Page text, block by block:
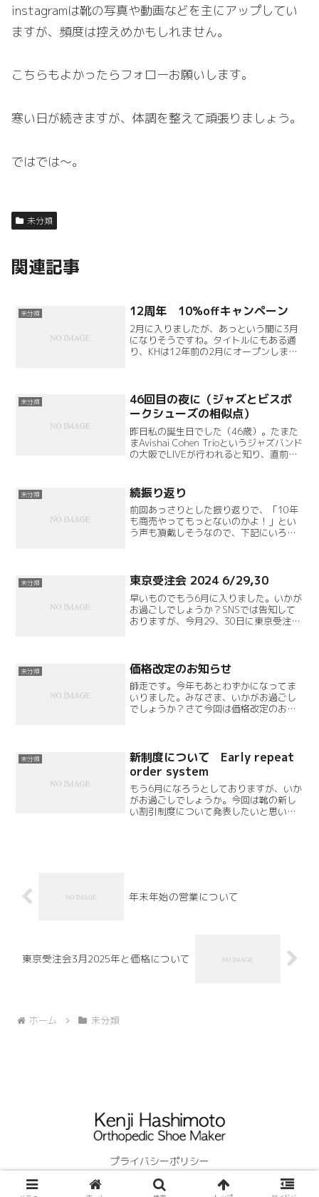
instagramは靴の写真や動画などを主にアップしてい
ますが、頻度は控えめかもしれません。
こちらもよかったらフォローお願いします。
寒い日が続きますが、体調を整えて頑張りましょう。
ではでは〜。
未分類
関連記事
未分類 12周年 10%offキャンペーン
2月に入りましたが、あっという間に3月
になりそうですね。タイトルにもある通
り、KHは12年前の2月にオープンしまし
ていただきます。...
未分類
46回目の夜に（ジャズとビスポ
ークシューズの相似点）
昨日私の誕生日でした（46歳）。たまた
まAvishai Cohen Trioというジャズバンド
の大阪でLIVEが行われると知り、直前ま
ゃるかもしれませんが、工房でBGM...
未分類 続振り返り
前回あっさりとした振り返りで、「10年
も商売やってもっとないのかよ！」とい
う声も頂戴しそうなので、下記にいろい
忘れていました）。結...
未分類 東京受注会 2024 6/29,30
早いものでもう6月に入りました。いかが
お過ごしでしょうか？SNSでは告知して
おりますが、今月29、30日に東京受注会
方からのご注...
未分類 価格改定のお知らせ
師走です。今年もあとわずかになってま
いりました。みなさま、いかがお過ごし
でしょうか？さて今回は価格改定のお知
るためにビスポーク...
未分類
新制度について Early repeat
order system
もう6月になろうとしておりますが、いか
がお過ごしでしょうか。今回は靴の新し
い割引制度について発表したいと思いま
年末年始の営業について
東京受注会3月2025年と価格について
ホーム 未分類
プライバシーポリシー
© 2023 Kenji Hashimoto.